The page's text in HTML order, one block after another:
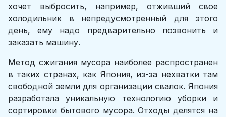
хочет выбросить, например, отживший свое
холодильник в непредусмотренный для этого
день, ему надо предварительно позвонить и
заказать машину.
Метод сжигания мусора наиболее распространен
в таких странах, как Япония, из-за нехватки там
свободной земли для организации свалок. Япония
разработала уникальную технологию уборки и
сортировки бытового мусора. Отходы делятся на